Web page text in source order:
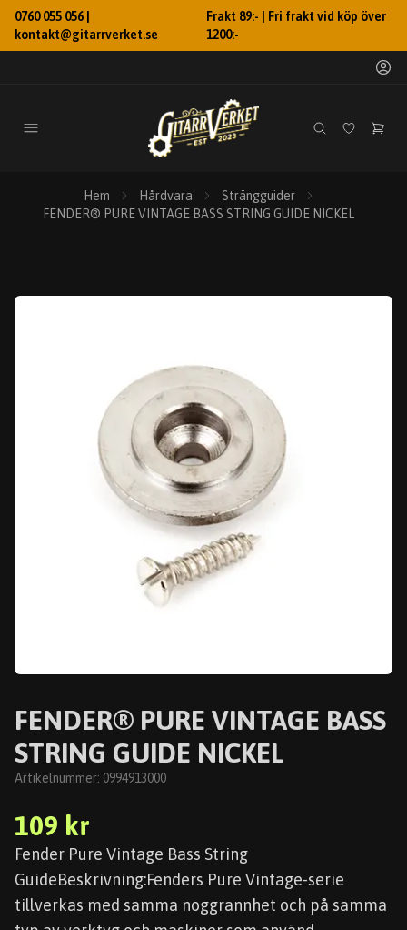
0760 055 056 |
kontakt@gitarrverket.se
Frakt 89:- | Fri frakt vid köp över
1200:-
Hem Hårdvara
Strängguider
FENDER® PURE VINTAGE BASS STRING GUIDE NICKEL
FENDER® PURE VINTAGE BASS
STRING GUIDE NICKEL
Artikelnummer: 0994913000
109 kr
Fender Pure Vintage Bass String
GuideBeskrivning:Fenders Pure Vintage-serie
tillverkas med samma noggrannhet och på samma